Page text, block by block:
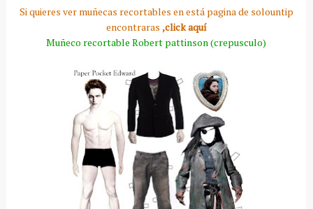
Si quieres ver muñecas recortables en está pagina de solountip
encontraras ,clickaquí
Muñeco recortable Robert pattinson (crepusculo)